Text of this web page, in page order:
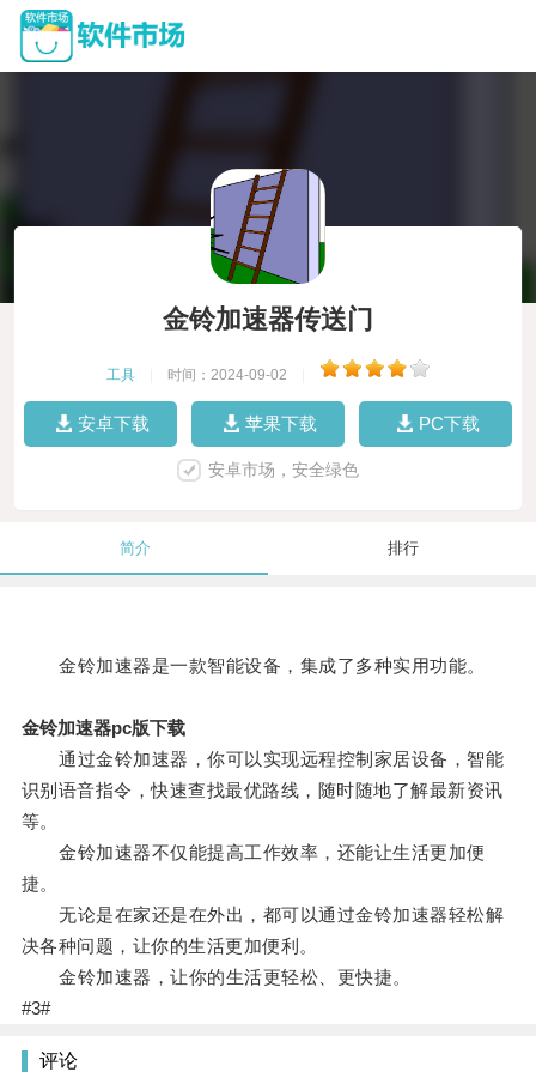
金铃加速器传送门
工具 时间：2024-09-02
安卓下载 苹果下载 PC下载
安卓市场，安全绿色
简介 排行
金铃加速器是一款智能设备，集成了多种实用功能。
金铃加速器pc版下载
通过金铃加速器，你可以实现远程控制家居设备，智能
识别语音指令，快速查找最优路线，随时随地了解最新资讯
等。
金铃加速器不仅能提高工作效率，还能让生活更加便
捷。
无论是在家还是在外出，都可以通过金铃加速器轻松解
决各种问题，让你的生活更加便利。
金铃加速器，让你的生活更轻松、更快捷。
#3#
评论